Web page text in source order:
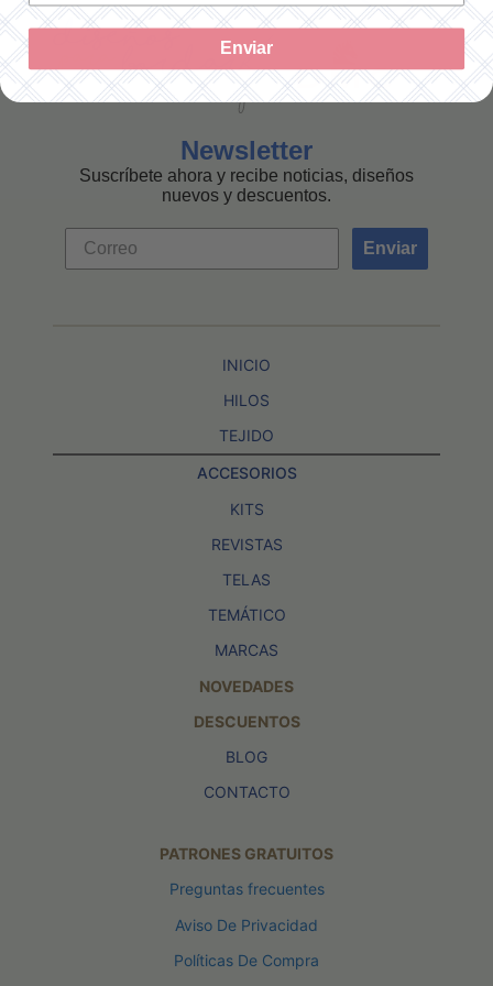
Newsletter
Suscríbete ahora y recibe noticias, diseños
nuevos y descuentos.
Enviar
INICIO
HILOS
TEJIDO
ACCESORIOS
KITS
REVISTAS
TELAS
TEMÁTICO
MARCAS
NOVEDADES
DESCUENTOS
BLOG
CONTACTO
PATRONES GRATUITOS
Preguntas frecuentes
Aviso De Privacidad
Políticas De Compra
Enviar